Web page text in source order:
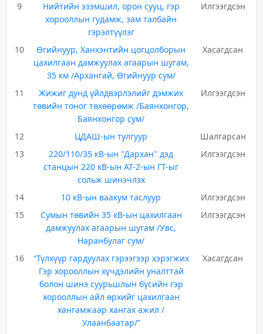
9
Нийтийн эзэмшил, орон сууц, гэр
хорооллын гудамж, зам талбайн
гэрэлтүүлэг
Илгээгдсэн
10
Өгийнуур, Ханхэнтийн цогцолборын
цахилгаан дамжуулах агаарын шугам,
35 км /Архангай, Өгийнуур сум/
Хасагдсан
11
Жижиг дунд үйлдвэрлэлийг дэмжих
төвийн тоног төхөөрөмж /Баянхонгор,
Баянхонгор сум/
Илгээгдсэн
12 ЦДАШ-ын тулгуур
Шалгарсан
13
220/110/35 кВ-ын "Дархан" дэд
станцын 220 кВ-ын АТ-2-ын ГТ-ыг
сольж шинэчлэх
Илгээгдсэн
14 10 кВ-ын ваакум таслуур
Илгээгдсэн
15
Сумын төвийн 35 кВ-ын цахилгаан
дамжуулах агаарын шугам /Увс,
Наранбулаг сум/
Илгээгдсэн
16
“Түлхүүр гардуулах гэрээгээр хэрэгжих
Гэр хорооллын хүчдэлийн уналттай
болон шинэ суурьшлын бүсийн гэр
хорооллын айл өрхийг цахилгаан
хангамжаар хангах ажил /
Улаанбаатар/”
Хасагдсан